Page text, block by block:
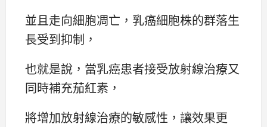
並且走向細胞凋亡，乳癌細胞株的群落生
長受到抑制，
也就是說，當乳癌患者接受放射線治療又
同時補充茄紅素，
將增加放射線治療的敏感性，讓效果更